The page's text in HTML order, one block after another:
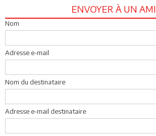
ENVOYER À UN AMI
Nom
Adresse e-mail
Nom du destinataire
Adresse e-mail destinataire